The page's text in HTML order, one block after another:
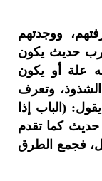
ووجدتهم
حديث يكون
علة أو يكون
وتعرف
(الباب إذا
كما تقدم
فجمع الطرق